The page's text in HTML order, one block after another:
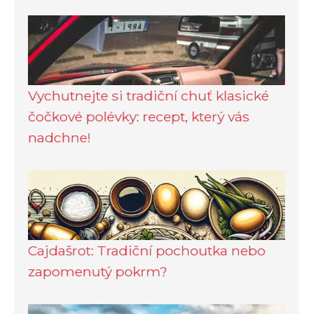
Vychutnejte si tradiční chuť klasické
čočkové polévky: recept, který vás
nadchne!
Cajdašrot: Tradiční pochoutka nebo
zapomenutý pokrm?